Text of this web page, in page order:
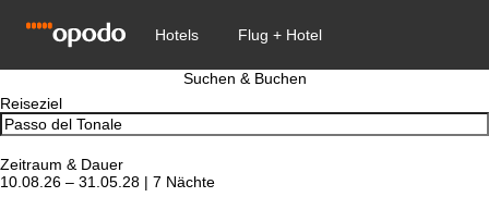
Suchen & Buchen
Reiseziel
Zeitraum & Dauer
10.08.26 – 31.05.28 | 7 Nächte